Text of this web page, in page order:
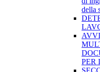
della
PER